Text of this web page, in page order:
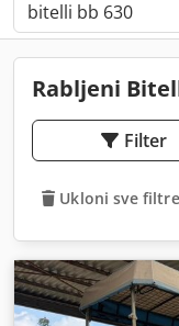
Rabljeni
Filter
Ukloni sve filtre